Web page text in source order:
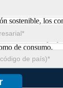
los
iluminación
28% de los
de consumo.